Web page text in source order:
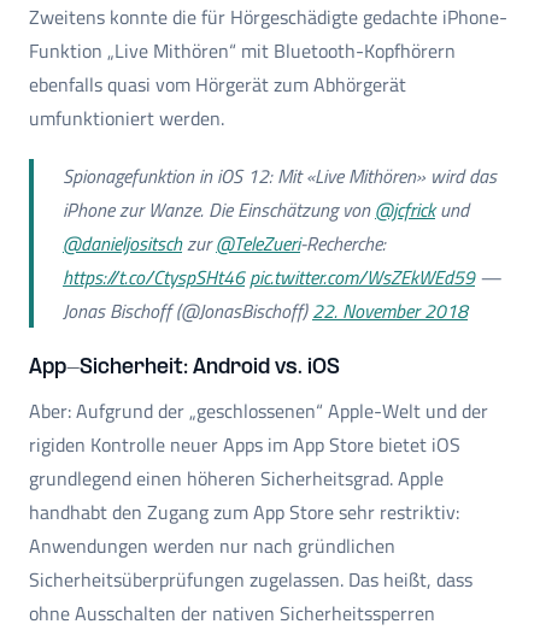
Zweitens konnte die für Hörgeschädigte gedachte iPhone-
Funktion „Live Mithören“ mit Bluetooth-Kopfhörern
ebenfalls quasi vom Hörgerät zum Abhörgerät
umfunktioniert werden.
Spionagefunktion in iOS 12: Mit «Live Mithören» wird das
iPhone zur Wanze. Die Einschätzung von@jcfrickund
@danieljositschzur@TeleZueri-Recherche:
https://t.co/CtyspSHt46 pic.twitter.com/WsZEkWEd59—
Jonas Bischoff (@JonasBischoff)22. November 2018
App-Sicherheit: Android vs. iOS
Aber: Aufgrund der „geschlossenen“ Apple-Welt und der
rigiden Kontrolle neuer Apps im App Store bietet iOS
grundlegend einen höheren Sicherheitsgrad. Apple
handhabt den Zugang zum App Store sehr restriktiv:
Anwendungen werden nur nach gründlichen
Sicherheitsüberprüfungen zugelassen. Das heißt, dass
ohne Ausschalten der nativen Sicherheitssperren